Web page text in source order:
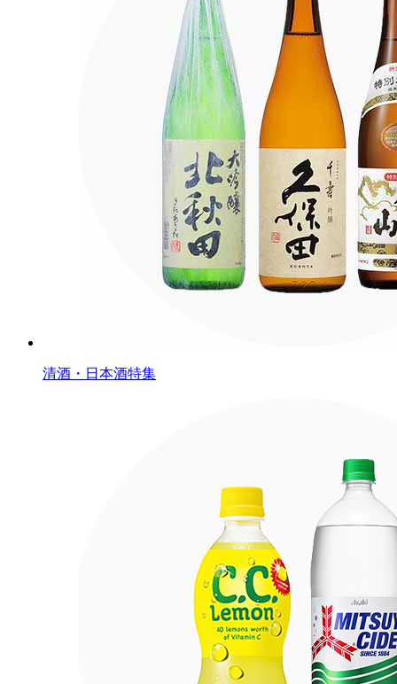
清酒・日本酒特集